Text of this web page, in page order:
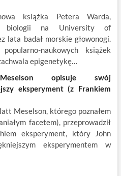
książka Petera Warda,
biologii na University of
lata badał morskie głowonogi.
naukowych książek
epigenetykę…
opisuje swój
eksperyment (z Frankiem
Meselson, którego poznałem
facetem), przeprowadził
eksperyment, który John
eksperymentem w